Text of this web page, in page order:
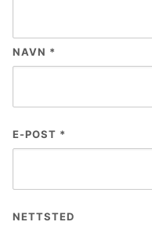
NAVN *
E-POST *
NETTSTED